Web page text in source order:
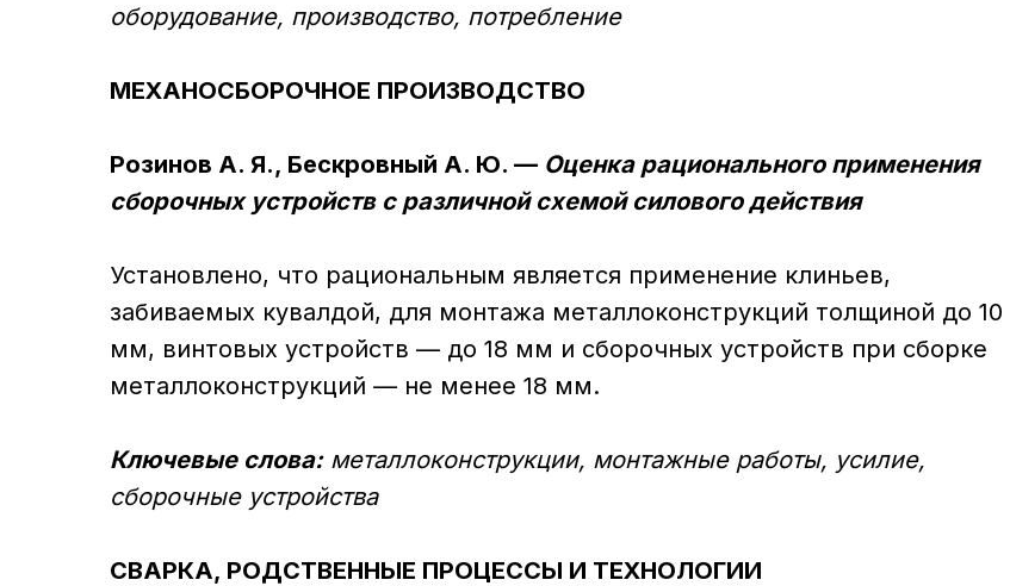
оборудование, производство, потребление
МЕХАНОСБОРОЧНОЕ ПРОИЗВОДСТВО
Розинов А. Я., Бескровный А. Ю. — Оценка рационального применения
сборочных устройств с различной схемой силового действия
Установлено, что рациональным является применение клиньев,
забиваемых кувалдой, для монтажа металлоконструкций толщиной до 10
мм, винтовых устройств — до 18 мм и сборочных устройств при сборке
металлоконструкций — не менее 18 мм.
Ключевые слова:металлоконструкции, монтажные работы, усилие,
сборочные устройства
СВАРКА, РОДСТВЕННЫЕ ПРОЦЕССЫ И ТЕХНОЛОГИИ